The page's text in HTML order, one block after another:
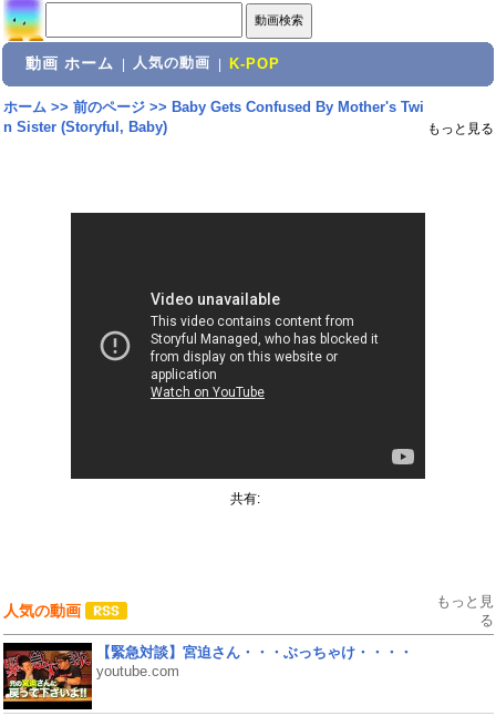
動画 ホーム 人気の動画 K-POP
ホーム>> 前のページ>> Baby Gets Confused By Mother's Twi
n Sister (Storyful, Baby)
もっと見る
共有:
人気の動画
もっと見
る
【緊急対談】宮迫さん・・・ぶっちゃけ・・・・
youtube.com